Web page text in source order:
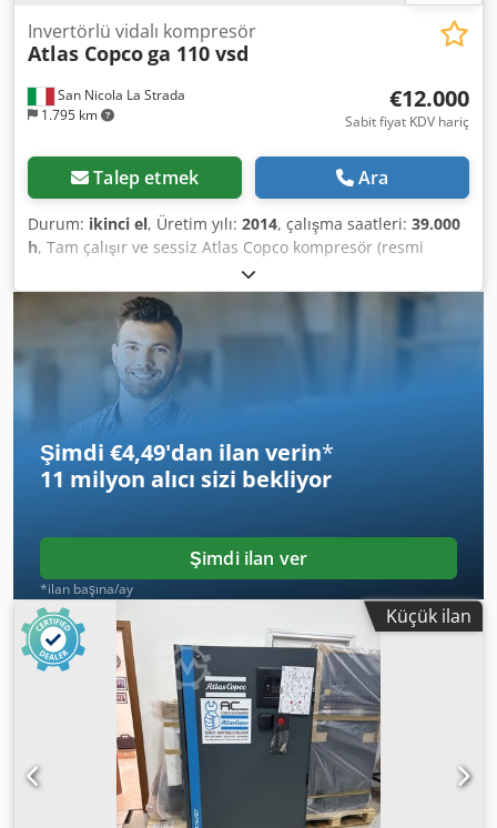
San Nicola La Strada
1.795 km
Invertörlü vidalı kompresör
Atlas Copcoga 110 vsd
€12.000
Sabit fiyat KDV hariç
Talep etmek Ara
Durum: ikinci el, Üretim yılı: 2014, çalışma saatleri: 39.000
h, Tam çalışır ve sessiz Atlas Copco kompresör (resmi
bayisiyiz). Dwjdpfszc Hmhsx Akaoa Ana özellikler:
Maksimum basınç: 10 bar Debi: 19.200 litre/dakika Güç:
110 kW / 150 HP
Şimdi €4,49'dan ilan verin*
11 milyon alıcı sizi bekliyor
Şimdi ilan ver
*ilan başına/ay
Küçük ilan